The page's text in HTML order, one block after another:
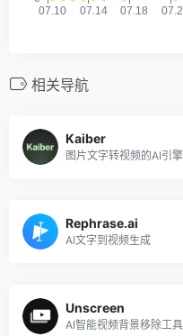
相关导航
Kaiber
图片文字转视频的AI引擎
Rephrase.ai
AI文字到视频生成
Unscreen
AI智能视频背景移除工具